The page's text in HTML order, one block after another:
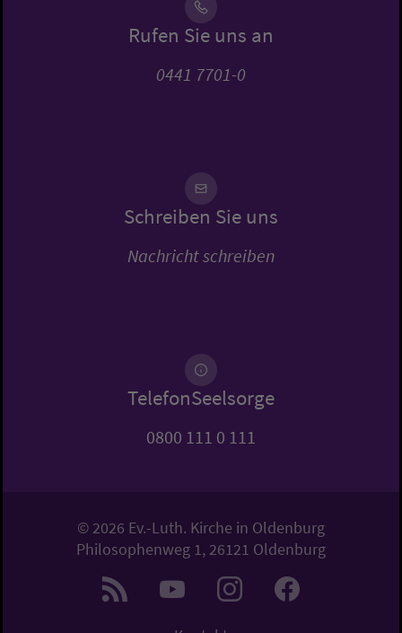
Rufen Sie uns an
0441 7701-0
Schreiben Sie uns
Nachricht schreiben
TelefonSeelsorge
0800 111 0 111
© 2026 Ev.-Luth. Kirche in Oldenburg
Philosophenweg 1, 26121 Oldenburg